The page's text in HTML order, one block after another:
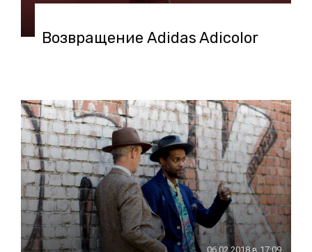
Возвращение Adidas Adicolor
06.02.2018 в 17:09